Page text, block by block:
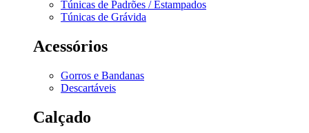
Túnicas de Padrões / Estampados
Túnicas de Grávida
Acessórios
Gorros e Bandanas
Descartáveis
Calçado